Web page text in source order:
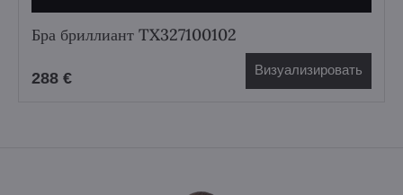
Бра бриллиант TX327100102
288 € Визуализировать